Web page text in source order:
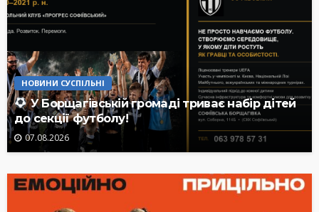
НОВИНИ СУСПІЛЬНІ
У Борщагівській громаді триває набір дітей
до секції футболу!
07.08.2026